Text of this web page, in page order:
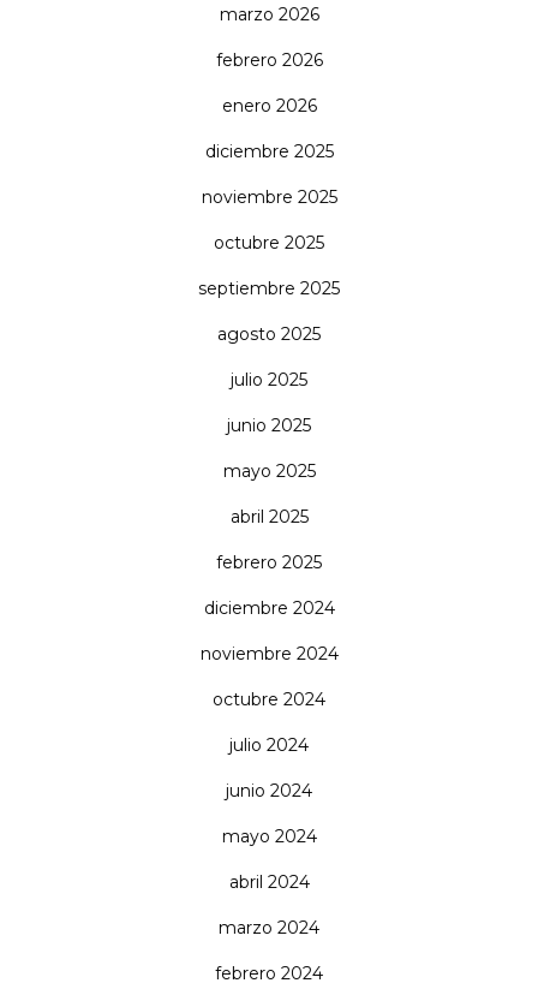
marzo 2026
febrero 2026
enero 2026
diciembre 2025
noviembre 2025
octubre 2025
septiembre 2025
agosto 2025
julio 2025
junio 2025
mayo 2025
abril 2025
febrero 2025
diciembre 2024
noviembre 2024
octubre 2024
julio 2024
junio 2024
mayo 2024
abril 2024
marzo 2024
febrero 2024